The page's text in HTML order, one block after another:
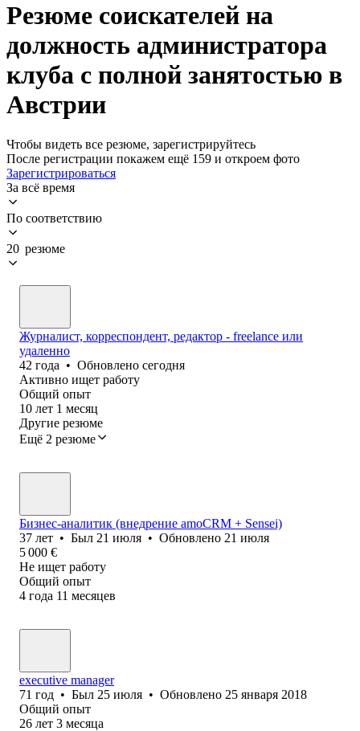
Резюме соискателей на
должность администратора
клуба с полной занятостью в
Австрии
Чтобы видеть все резюме, зарегистрируйтесь
После регистрации покажем ещё 159 и откроем фото
Зарегистрироваться
За всё время
По соответствию
20 резюме
Журналист, корреспондент, редактор - freelance или
удаленно
42 года • Обновлено сегодня
Активно ищет работу
Общий опыт
10 лет 1 месяц
Другие резюме
Ещё 2 резюме
Бизнес-аналитик (внедрение amoCRM + Sensei)
37 лет • Был 21 июля • Обновлено 21 июля
5 000 €
Не ищет работу
Общий опыт
4 года 11 месяцев
executive manager
71 год • Был 25 июля • Обновлено 25 января 2018
Общий опыт
26 лет 3 месяца